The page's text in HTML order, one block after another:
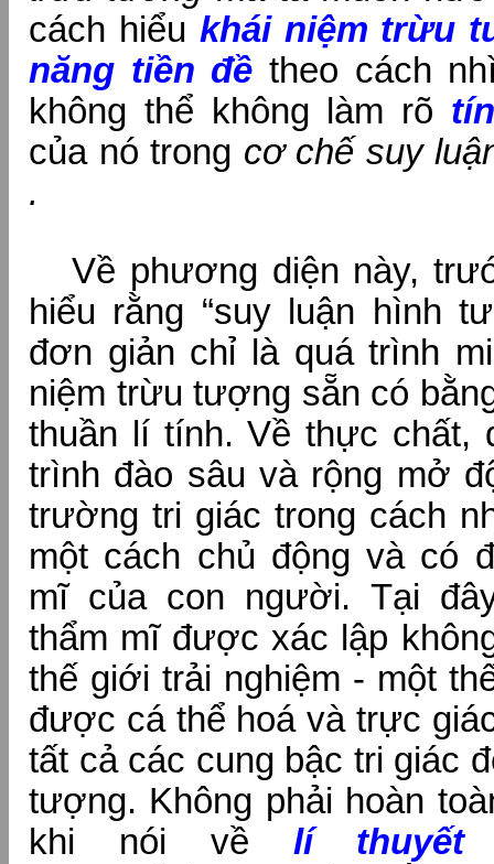
cách hiểu khái niệm trừu
năng tiền đề theo cách
không thể không làm rõ
của nó trong cơ chế suy
.
Về phương diện này,
hiểu rằng “suy luận hình
đơn giản chỉ là quá trình
niệm trừu tượng sẵn có
thuần lí tính. Về thực chất,
trình đào sâu và rộng mở
trường tri giác trong cách
một cách chủ động và có
mĩ của con người. Tại
thẩm mĩ được xác lập
thế giới trải nghiệm - một
được cá thể hoá và trực
tất cả các cung bậc tri giác
tượng. Không phải hoàn
khi nói về lí